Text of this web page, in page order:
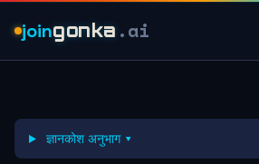
joingonka .ai
ज्ञानकोश अनुभाग ▾